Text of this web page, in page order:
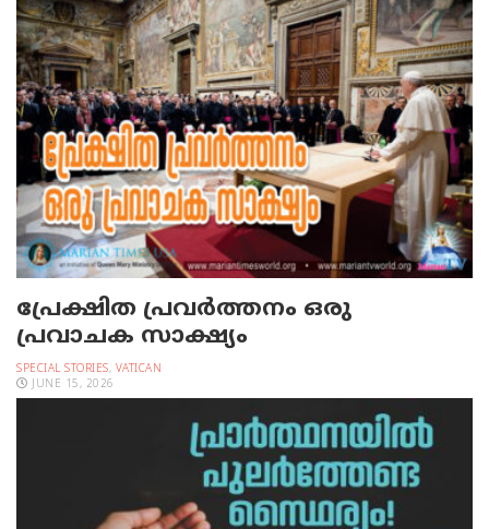
പ്രേക്ഷിത പ്രവര്‍ത്തനം ഒരു
പ്രവാചക സാക്ഷ്യം
SPECIAL STORIES, VATICAN
JUNE 15, 2026